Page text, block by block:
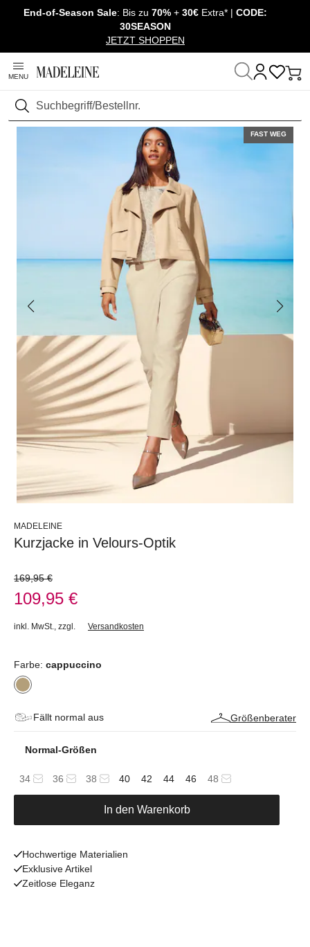
Überspringe Navigation, direkt zum Content
End-of-Season Sale: Bis zu 70% + 30€ Extra* | CODE:
30SEASON
JETZT SHOPPEN
MENU
Suchen
Startseite Mode Jacken & Mäntel
FAST WEG
MADELEINE
Kurzjacke in Velours-Optik
169,95 €
109,95 €
inkl. MwSt. zzgl. Versandkosten
Farbe: cappuccino
Fällt normal aus Größenberater
Normal-Größen
34 36 38 40 42 44 46 48
In den Warenkorb
Hochwertige Materialien
Exklusive Artikel
Zeitlose Eleganz